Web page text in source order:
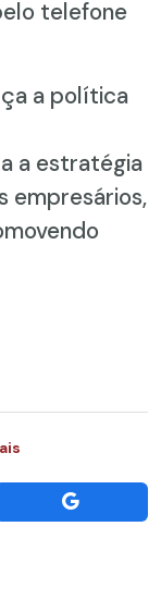
telefone
a política
a estratégia
empresários,